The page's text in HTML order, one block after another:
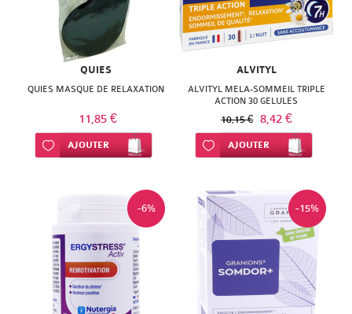
QUIES
QUIES MASQUE DE RELAXATION
11,85 €
Ajouter à ma liste d’envie
AJOUTER
ALVITYL
ALVITYL MELA-SOMMEIL TRIPLE
ACTION 30 GELULES
10,15 € 8,42 €
Ajouter à ma liste d’envie
AJOUTER
-6% -15%